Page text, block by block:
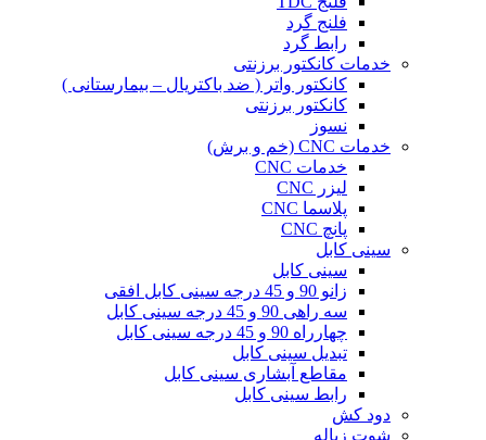
فلنج گرد
رابط گرد
خدمات کانکتور برزنتی
کانکتور واتر ( ضد باکتریال – بیمارستانی )
کانکتور برزنتی
نسوز
خدمات CNC (خم و برش)
خدمات CNC
لیزر CNC
پلاسما CNC
پانچ CNC
سینی کابل
سینی کابل
زانو 90 و 45 درجه سینی کابل افقی
سه راهی 90 و 45 درجه سینی کابل
چهارراه 90 و 45 درجه سینی کابل
تبدیل سینی کابل
مقاطع آبشاری سینی کابل
رابط سینی کابل
دود کش
شوت زباله